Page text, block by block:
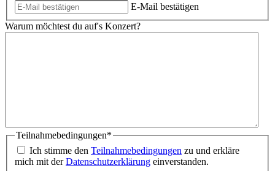
E-Mail bestätigen
Warum möchtest du auf's Konzert?
Teilnahmebedingungen*
Ich stimme den Teilnahmebedingungen zu und erkläre
mich mit derDatenschutzerklärung einverstanden.